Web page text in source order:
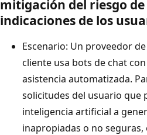
mitigación del riesgo
indicaciones de los
Escenario: Un proveedor
cliente usa bots de chat
asistencia automatizada.
solicitudes del usuario que
inteligencia artificial a
inapropiadas o no